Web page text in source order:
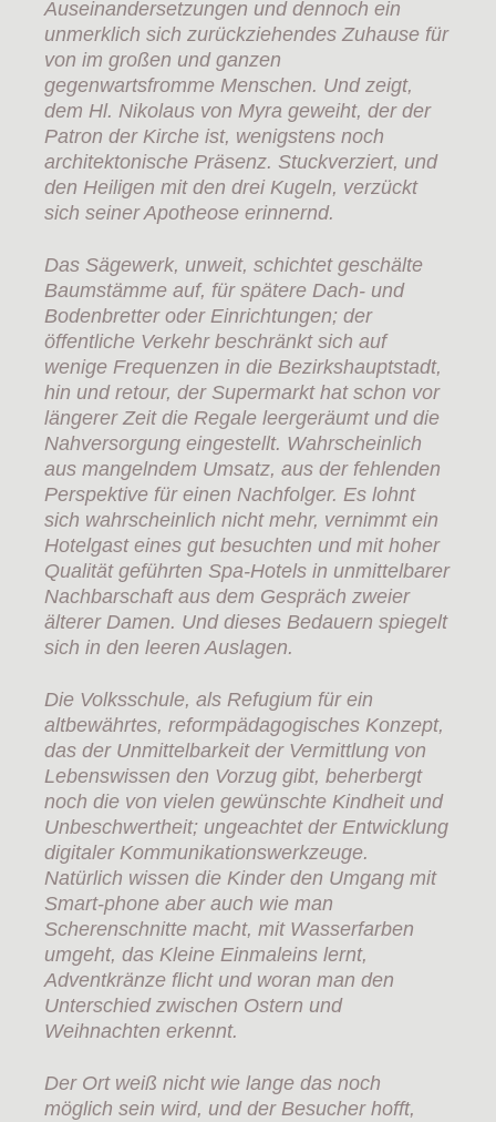
Auseinandersetzungen und dennoch ein
unmerklich sich zurückziehendes Zuhause für
von im großen und ganzen
gegenwartsfromme Menschen. Und zeigt,
dem Hl. Nikolaus von Myra geweiht, der der
Patron der Kirche ist, wenigstens noch
architektonische Präsenz. Stuckverziert, und
den Heiligen mit den drei Kugeln, verzückt
sich seiner Apotheose erinnernd.
Das Sägewerk, unweit, schichtet geschälte
Baumstämme auf, für spätere Dach- und
Bodenbretter oder Einrichtungen; der
öffentliche Verkehr beschränkt sich auf
wenige Frequenzen in die Bezirkshauptstadt,
hin und retour, der Supermarkt hat schon vor
längerer Zeit die Regale leergeräumt und die
Nahversorgung eingestellt. Wahrscheinlich
aus mangelndem Umsatz, aus der fehlenden
Perspektive für einen Nachfolger. Es lohnt
sich wahrscheinlich nicht mehr, vernimmt ein
Hotelgast eines gut besuchten und mit hoher
Qualität geführten Spa-Hotels in unmittelbarer
Nachbarschaft aus dem Gespräch zweier
älterer Damen. Und dieses Bedauern spiegelt
sich in den leeren Auslagen.
Die Volksschule, als Refugium für ein
altbewährtes, reformpädagogisches Konzept,
das der Unmittelbarkeit der Vermittlung von
Lebenswissen den Vorzug gibt, beherbergt
noch die von vielen gewünschte Kindheit und
Unbeschwertheit; ungeachtet der Entwicklung
digitaler Kommunikationswerkzeuge.
Natürlich wissen die Kinder den Umgang mit
Smart-phone aber auch wie man
Scherenschnitte macht, mit Wasserfarben
umgeht, das Kleine Einmaleins lernt,
Adventkränze flicht und woran man den
Unterschied zwischen Ostern und
Weihnachten erkennt.
Der Ort weiß nicht wie lange das noch
möglich sein wird, und der Besucher hofft,